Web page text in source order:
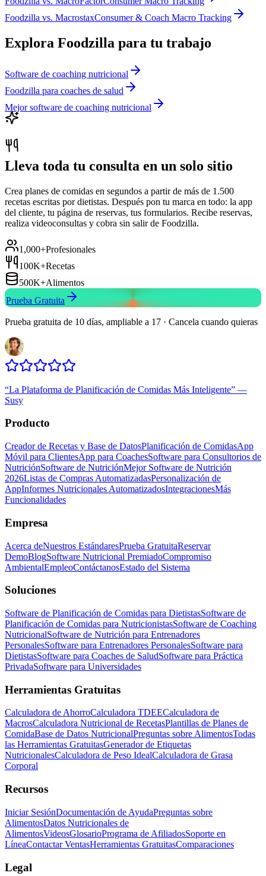
Foodzilla vs. MacrostaxConsumer & Coach Macro Tracking
Explora Foodzilla para tu trabajo
Software de coaching nutricional
Foodzilla para coaches de salud
Mejor software de coaching nutricional
Lleva toda tu consulta en un solo sitio
Crea planes de comidas en segundos a partir de más de 1.500
recetas escritas por dietistas. Después pon tu marca en todo: la app
del cliente, tu página de reservas, tus formularios. Recibe reservas,
realiza videoconsultas y cobra sin salir de Foodzilla.
1,000+Profesionales
100K+Recetas
500K+Alimentos
Prueba Gratuita
Prueba gratuita de 10 días, ampliable a 17 · Cancela cuando quieras
“La Plataforma de Planificación de Comidas Más Inteligente” —
Susy
Producto
Creador de Recetas y Base de DatosPlanificación de ComidasApp
Móvil para ClientesApp para CoachesSoftware para Consultorios de
NutriciónSoftware de NutriciónMejor Software de Nutrición
2026Listas de Compras AutomatizadasPersonalización de
AppInformes Nutricionales AutomatizadosIntegracionesMás
Funcionalidades
Empresa
Acerca deNuestros EstándaresPrueba GratuitaReservar
DemoBlogSoftware Nutricional PremiadoCompromiso
AmbientalEmpleoContáctanosEstado del Sistema
Soluciones
Software de Planificación de Comidas para DietistasSoftware de
Planificación de Comidas para NutricionistasSoftware de Coaching
NutricionalSoftware de Nutrición para Entrenadores
PersonalesSoftware para Entrenadores PersonalesSoftware para
DietistasSoftware para Coaches de SaludSoftware para Práctica
PrivadaSoftware para Universidades
Herramientas Gratuitas
Calculadora de AhorroCalculadora TDEECalculadora de
MacrosCalculadora Nutricional de RecetasPlantillas de Planes de
ComidaBase de Datos NutricionalPreguntas sobre AlimentosTodas
las Herramientas GratuitasGenerador de Etiquetas
NutricionalesCalculadora de Peso IdealCalculadora de Grasa
Corporal
Recursos
Iniciar SesiónDocumentación de AyudaPreguntas sobre
AlimentosDatos Nutricionales de
AlimentosVideosGlosarioPrograma de AfiliadosSoporte en
LíneaContactar VentasHerramientas GratuitasComparaciones
Legal